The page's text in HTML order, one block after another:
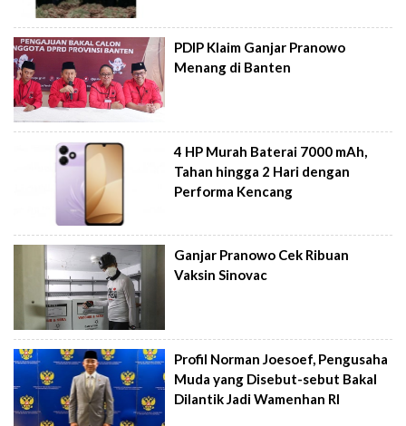
PDIP Klaim Ganjar Pranowo
Menang di Banten
4 HP Murah Baterai 7000 mAh,
Tahan hingga 2 Hari dengan
Performa Kencang
Ganjar Pranowo Cek Ribuan
Vaksin Sinovac
Profil Norman Joesoef, Pengusaha
Muda yang Disebut-sebut Bakal
Dilantik Jadi Wamenhan RI